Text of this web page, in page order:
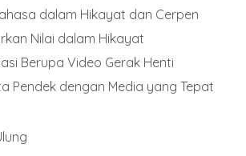
dalam Hikayat dan Cerpen
Nilai dalam Hikayat
Berupa Video Gerak Henti
Pendek dengan Media yang Tepat